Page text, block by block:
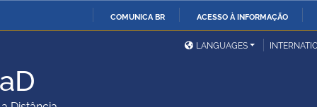
COMUNICA BR ACESSO À INFORMAÇÃO
Ministério da Defesa
Ministério das Relações
Exteriores
Ministério da Cidadania
LANGUAGES